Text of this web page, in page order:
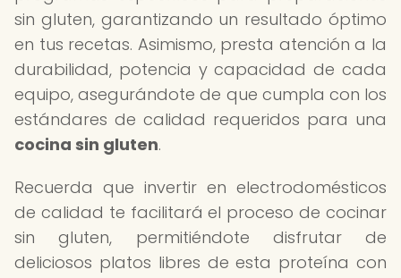
sin gluten, garantizando un resultado óptimo
en tus recetas. Asimismo, presta atención a la
durabilidad, potencia y capacidad de cada
equipo, asegurándote de que cumpla con los
estándares de calidad requeridos para una
cocina sin gluten.
Recuerda que invertir en electrodomésticos
de calidad te facilitará el proceso de cocinar
sin gluten, permitiéndote disfrutar de
deliciosos platos libres de esta proteína con